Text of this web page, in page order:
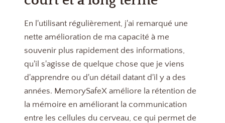
En l'utilisant régulièrement, j'ai remarqué une
nette amélioration de ma capacité à me
souvenir plus rapidement des informations,
qu'il s'agisse de quelque chose que je viens
d'apprendre ou d'un détail datant d'il y a des
années. MemorySafeX améliore la rétention de
la mémoire en améliorant la communication
entre les cellules du cerveau, ce qui permet de